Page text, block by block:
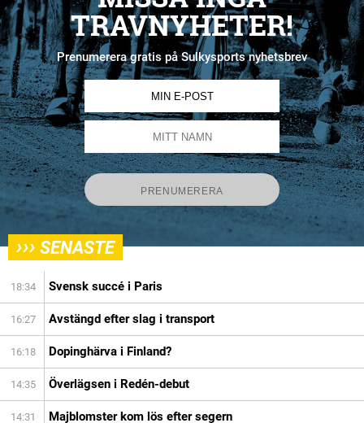
TRAVNYHETER!
Prenumerera gratis på Sulkysports nyhetsbrev
››› SENASTE
18:34 Svensk succé i Paris
16:27 Avstängd efter slag i transport
16:18 Dopinghärva i Finland?
14:35 Överlägsen i Redén-debut
14:31 Majblomster kom lös efter segern